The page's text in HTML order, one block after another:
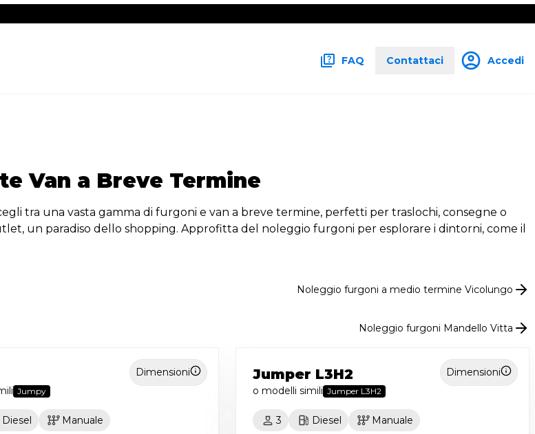
FAQ Contattaci Accedi
Van a Breve Termine
tra una vasta gamma di furgoni e van a breve termine, perfetti per traslochi, consegne o
un paradiso dello shopping. Approfitta del noleggio furgoni per esplorare i dintorni, come il
Noleggio furgoni a medio termine Vicolungo
Noleggio furgoni Mandello Vitta
Dimensioni
Jumpy
Diesel Manuale
Dimensioni
Jumper L3H2
o modelli simili Jumper L3H2
3 Diesel Manuale